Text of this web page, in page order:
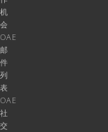
机
会
OAE
邮
件
列
表
OAE
社
交